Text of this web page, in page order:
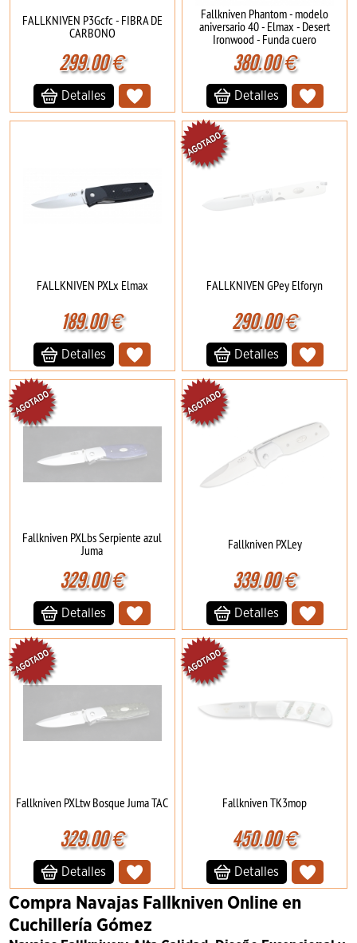
FALLKNIVEN P3Gcfc - FIBRA DE
CARBONO
299.00€
Detalles
Fallkniven Phantom - modelo
aniversario 40 - Elmax - Desert
Ironwood - Funda cuero
380.00€
Detalles
FALLKNIVEN PXLx Elmax
189.00€
Detalles
FALLKNIVEN GPey Elforyn
290.00€
Detalles
Fallkniven PXLbs Serpiente azul
Juma
329.00€
Detalles
Fallkniven PXLey
339.00€
Detalles
Fallkniven PXLtw Bosque Juma TAC
329.00€
Detalles
Fallkniven TK3mop
450.00€
Detalles
Compra Navajas Fallkniven Online en
Cuchillería Gómez